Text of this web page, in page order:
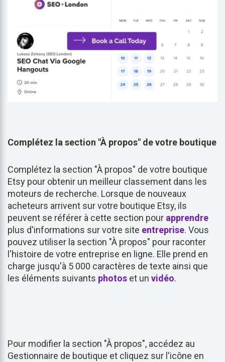
Complétez la section "À propos" de votre boutique
Complétez la section "À propos" de votre boutique
Etsy pour obtenir un meilleur classement dans les
moteurs de recherche. Lorsque de nouveaux
acheteurs arrivent sur votre boutique Etsy, ils
peuvent se référer à cette section pour apprendre
plus d'informations sur votre site entreprise. Vous
pouvez utiliser la section "À propos" pour raconter
l'histoire de votre entreprise en ligne. Elle prend en
charge jusqu'à 5 000 caractères de texte ainsi que
les éléments suivants photos et un vidéo.
Pour modifier la section "À propos", accédez au
Gestionnaire de boutique et cliquez sur l'icône en